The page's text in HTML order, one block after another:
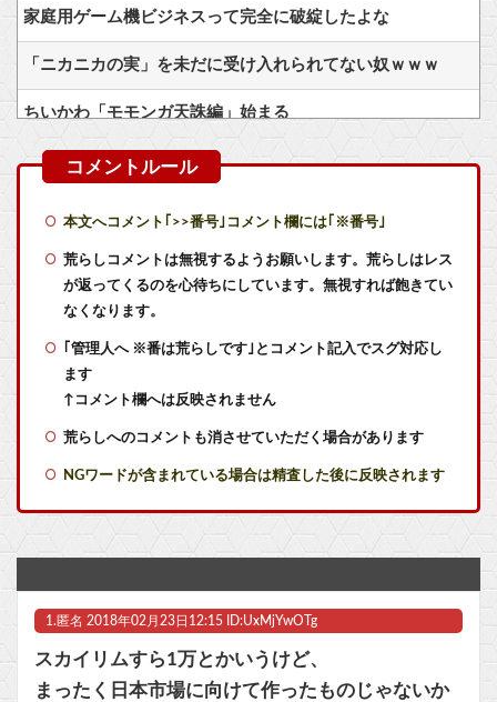
家庭用ゲーム機ビジネスって完全に破綻したよな
「ニカニカの実」を未だに受け入れられてない奴ｗｗｗ
ちいかわ「モモンガ天誅編」始まる
【速報】ひろゆき、離婚へｗｗｗ
ドラクエ11クリアしたけどこれが名作？
RPGで弓使いが最強になった事、一度も無い説
【ウマ娘】迷った時は脳死で334
幼女戦記のターニャ・デグレチャフって見ててイラつかね？他
【種運命】ネオが結局よく分からないまま新しい映画が終わった後ももやもやしてる
本文へコメント｢>>番号｣コメント欄には｢※番号｣
荒らしコメントは無視するようお願いします。荒らしはレス
が返ってくるのを心待ちにしています。無視すれば飽きてい
なくなります。
｢管理人へ ※番は荒らしです｣とコメント記入でスグ対応し
ます
↑コメント欄へは反映されません
荒らしへのコメントも消させていただく場合があります
NGワードが含まれている場合は精査した後に反映されます
1. 匿名 2018年02月23日12:15 ID:UxMjYwOTg
スカイリムすら1万とかいうけど、
まったく日本市場に向けて作ったものじゃないか